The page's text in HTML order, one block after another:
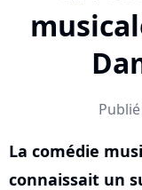
La comédie
connaissait un